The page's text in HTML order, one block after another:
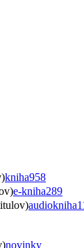
kniha958
e-kniha289
audiokniha
novinky